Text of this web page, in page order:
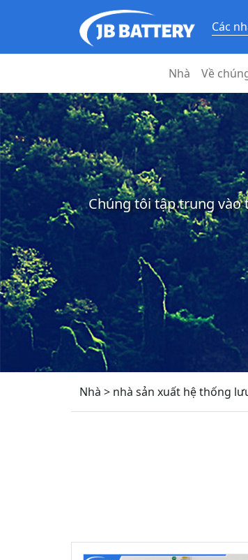
Các
Nhà Về
Chúng tôi tập trung vào
Nhà > nhà sản xuất hệ thống